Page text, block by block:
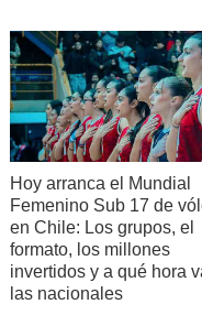
Hoy arranca el Mundial
Femenino Sub 17 de
en Chile: Los grupos, el
formato, los millones
invertidos y a qué hora
las nacionales